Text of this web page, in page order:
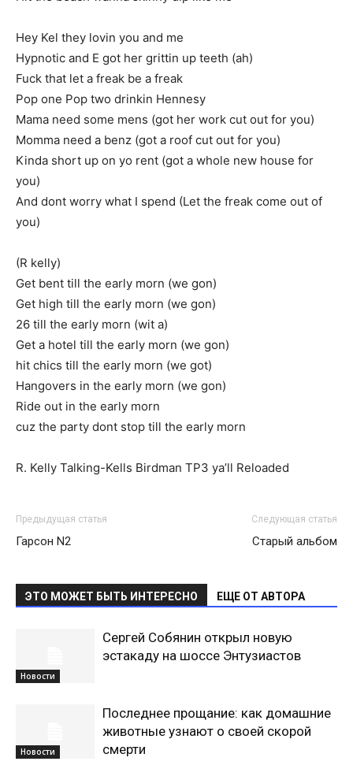
Hey Kel they lovin you and me
Hypnotic and E got her grittin up teeth (ah)
Fuck that let a freak be a freak
Pop one Pop two drinkin Hennesy
Mama need some mens (got her work cut out for you)
Momma need a benz (got a roof cut out for you)
Kinda short up on yo rent (got a whole new house for
you)
And dont worry what I spend (Let the freak come out of
you)
(R kelly)
Get bent till the early morn (we gon)
Get high till the early morn (we gon)
26 till the early morn (wit a)
Get a hotel till the early morn (we gon)
hit chics till the early morn (we got)
Hangovers in the early morn (we gon)
Ride out in the early morn
cuz the party dont stop till the early morn
R. Kelly Talking-Kells Birdman TP3 ya’ll Reloaded
Предыдущая статья
Гарсон N2
Следующая статья
Старый альбом
ЭТО МОЖЕТ БЫТЬ ИНТЕРЕСНО ЕЩЕ ОТ АВТОРА
Новости
Сергей Собянин открыл новую
эстакаду на шоссе Энтузиастов
Новости
Последнее прощание: как домашние
животные узнают о своей скорой
смерти